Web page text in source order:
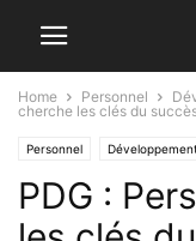
Home Personnel
cherche les clés du
Personnel
Les tableaux de bord
PDG :